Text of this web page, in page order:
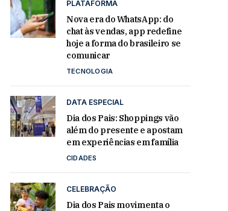
PLATAFORMA
Nova era do WhatsApp: do
chat às vendas, app redefine
hoje a forma do brasileiro se
comunicar
TECNOLOGIA
DATA ESPECIAL
Dia dos Pais: Shoppings vão
além do presente e apostam
em experiências em família
CIDADES
CELEBRAÇÃO
Dia dos Pais movimenta o